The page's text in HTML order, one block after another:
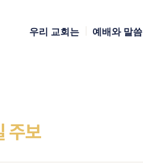
우리 교회는 예배와 말씀
주보